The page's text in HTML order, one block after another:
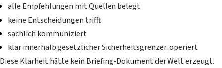
alle Empfehlungen mit Quellen belegt
keine Entscheidungen trifft
sachlich kommuniziert
klar innerhalb gesetzlicher Sicherheitsgrenzen operiert
Diese Klarheit hätte kein Briefing-Dokument der Welt erzeugt.